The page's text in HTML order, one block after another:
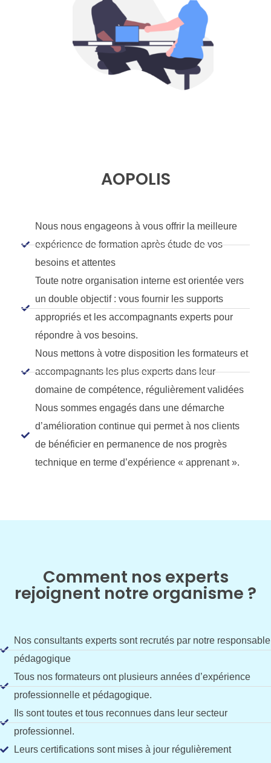
AOPOLIS
Nous nous engageons à vous offrir la meilleure
expérience de formation après étude de vos
besoins et attentes
Toute notre organisation interne est orientée vers
un double objectif : vous fournir les supports
appropriés et les accompagnants experts pour
répondre à vos besoins.
Nous mettons à votre disposition les formateurs et
accompagnants les plus experts dans leur
domaine de compétence, régulièrement validées
Nous sommes engagés dans une démarche
d’amélioration continue qui permet à nos clients
de bénéficier en permanence de nos progrès
technique en terme d’expérience « apprenant ».
Comment nos experts
rejoignent notre organisme ?
Nos consultants experts sont recrutés par notre responsable
pédagogique
Tous nos formateurs ont plusieurs années d’expérience
professionnelle et pédagogique.
Ils sont toutes et tous reconnues dans leur secteur
professionnel.
Leurs certifications sont mises à jour régulièrement